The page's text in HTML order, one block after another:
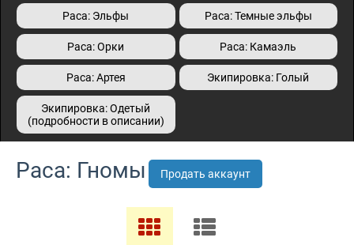
Раса: Эльфы Раса: Темные эльфы
Раса: Орки Раса: Камаэль
Раса: Артея Экипировка: Голый
Экипировка: Одетый
(подробности в описании)
Раса: Гномы Продать аккаунт